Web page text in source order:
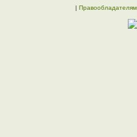
| Правообладателям